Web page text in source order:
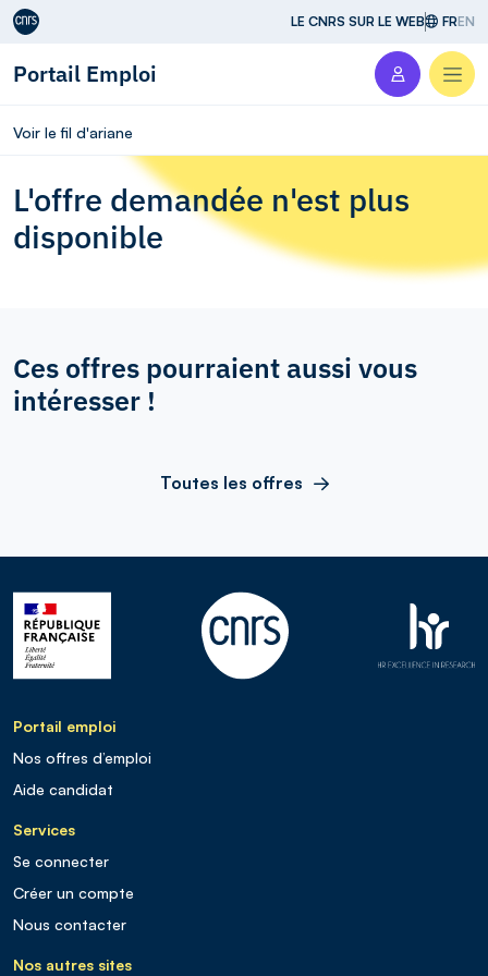
Aller au contenu LE CNRS SUR LE WEB FREN
Portail Emploi
Voir le fil d'ariane
L'offre demandée n'est plus
disponible
Ces offres pourraient aussi vous
intéresser !
Toutes les offres
Portail emploi
Nos offres d’emploi
Aide candidat
Services
Se connecter
Créer un compte
Nous contacter
Nos autres sites